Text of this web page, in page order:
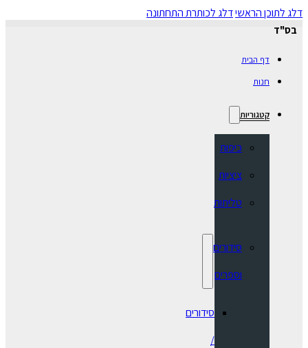
דלג לתוכן הראשידלג לכותרת התחתונה
בס"ד
דף הבית
חנות
קטגוריות
כיפות
ציציות
טליתות
סידורים
וספרים
סידורים
/